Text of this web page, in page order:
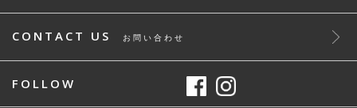
CONTACT US お問い合わせ
FOLLOW